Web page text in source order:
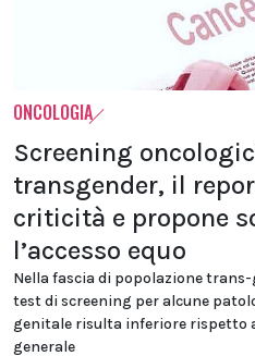
ONCOLOGIA
Screening
transgender, il
criticità e propone
l’accesso equo
Nella fascia di popolazione
test di screening per alcune
genitale risulta inferiore rispetto
generale